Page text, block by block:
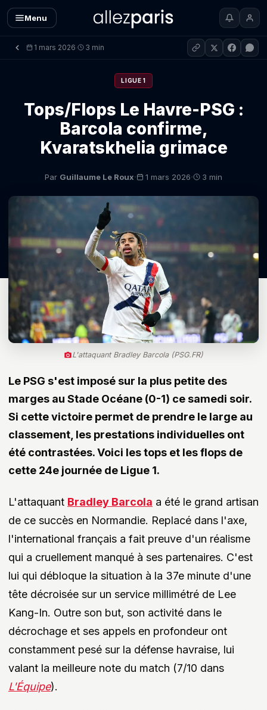
Menu
1 mars 2026· 3 min
LIGUE 1
Tops/Flops Le Havre-PSG :
Barcola confirme,
Kvaratskhelia grimace
Par Guillaume Le Roux· 1 mars 2026· 3 min
L'attaquant Bradley Barcola (PSG.FR)
Le PSG s'est imposé sur la plus petite des
marges au Stade Océane (0-1) ce samedi soir.
Si cette victoire permet de prendre le large au
classement, les prestations individuelles ont
été contrastées. Voici les tops et les flops de
cette 24e journée de Ligue 1.
L'attaquant Bradley Barcola a été le grand artisan
de ce succès en Normandie. Replacé dans l'axe,
l'international français a fait preuve d'un réalisme
qui a cruellement manqué à ses partenaires. C'est
lui qui débloque la situation à la 37e minute d'une
tête décroisée sur un service millimétré de Lee
Kang-In. Outre son but, son activité dans le
décrochage et ses appels en profondeur ont
constamment pesé sur la défense havraise, lui
valant la meilleure note du match (7/10 dans
L'Équipe).